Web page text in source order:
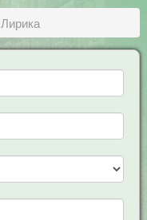
Лирика